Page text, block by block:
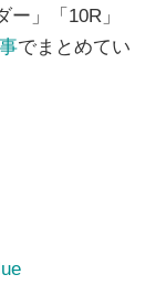
」「10R」
でまとめてい